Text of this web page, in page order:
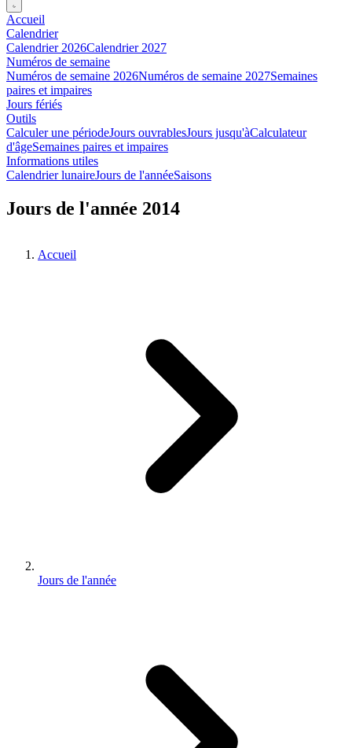
Accueil
Calendrier
Calendrier 2026Calendrier 2027
Numéros de semaine
Numéros de semaine 2026Numéros de semaine 2027Semaines
paires et impaires
Jours fériés
Outils
Calculer une périodeJours ouvrablesJours jusqu'àCalculateur
d'âgeSemaines paires et impaires
Informations utiles
Calendrier lunaireJours de l'annéeSaisons
Jours de l'année 2014
Accueil
Jours de l'année